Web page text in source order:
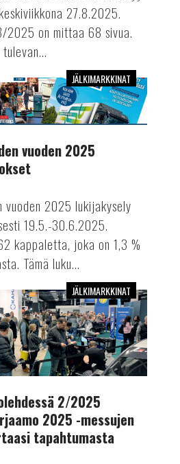
27.8.2025.
2025 on mittaa 68 sivua.
JÄLKIMARKKINAT
vuoden 2025
vuoden 2025 lukijakysely
19.5.-30.6.2025.
kappaletta, joka on 1,3 %
Tämä luku...
JÄLKIMARKKINAT
2/2025
2025 -messujen
tapahtumasta